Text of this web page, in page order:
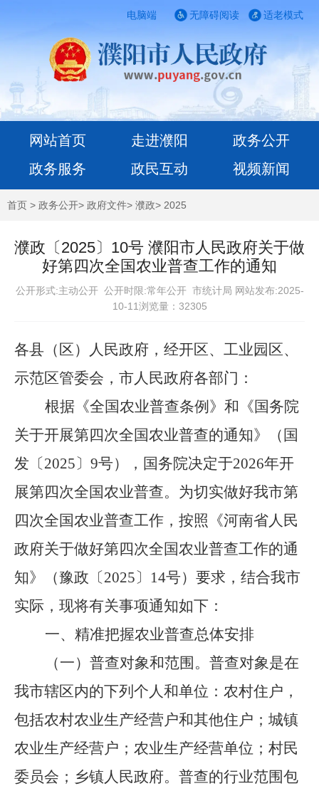
电脑端 适老模式
无障碍阅读
网站首页 走进濮阳
政务公开
政务服务
政民互动 视频新闻
首页 > 政务公开> 政府文件> 濮政> 2025
濮政〔2025〕10号 濮阳市人民政府关于做
好第四次全国农业普查工作的通知
公开形式:主动公开 公开时限:常年公开 市统计局 网站发布:2025-
10-11浏览量： 32305
各县（区）人民政府，经开区、工业园区、
示范区管委会，市人民政府各部门：
根据《全国农业普查条例》和《国务院
关于开展第四次全国农业普查的通知》（国
发〔2025〕 9号），国务院决定于2026年开
展第四次全国农业普查。为切实做好我市第
四次全国农业普查工作，按照《河南省人民
政府关于做好第四次全国农业普查工作的通
知》（豫政〔2025〕 14号）要求，结合我市
实际，现将有关事项通知如下：
一、精准把握农业普查总体安排
（一）普查对象和范围。 普查对象是在
我市辖区内的下列个人和单位：农村住户，
包括农村农业生产经营户和其他住户；城镇
农业生产经营户；农业生产经营单位；村民
委员会；乡镇人民政府。普查的行业范围包